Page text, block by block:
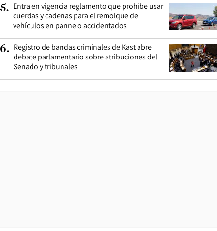
5. Entra en vigencia reglamento que prohíbe usar
cuerdas y cadenas para el remolque de
vehículos en panne o accidentados
6. Registro de bandas criminales de Kast abre
debate parlamentario sobre atribuciones del
Senado y tribunales